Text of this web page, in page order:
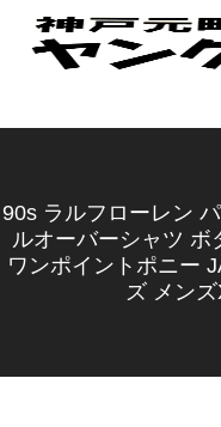
90s ラルフローレン
ルオーバーシャツ ボ
ワンポイントポニー
ズ メン